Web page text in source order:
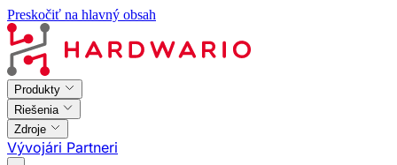
Preskočiť na hlavný obsah
Produkty
Riešenia
Zdroje
Vývojári Partneri